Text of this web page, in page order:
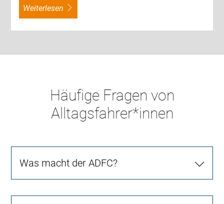
weiterlesen
Häufige Fragen von
Alltagsfahrer*innen
Was macht der ADFC?